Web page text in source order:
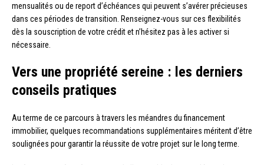
mensualités ou de report d’échéances qui peuvent s’avérer précieuses
dans ces périodes de transition. Renseignez-vous sur ces flexibilités
dès la souscription de votre crédit et n’hésitez pas à les activer si
nécessaire.
Vers une propriété sereine : les derniers
conseils pratiques
Au terme de ce parcours à travers les méandres du financement
immobilier, quelques recommandations supplémentaires méritent d’être
soulignées pour garantir la réussite de votre projet sur le long terme.